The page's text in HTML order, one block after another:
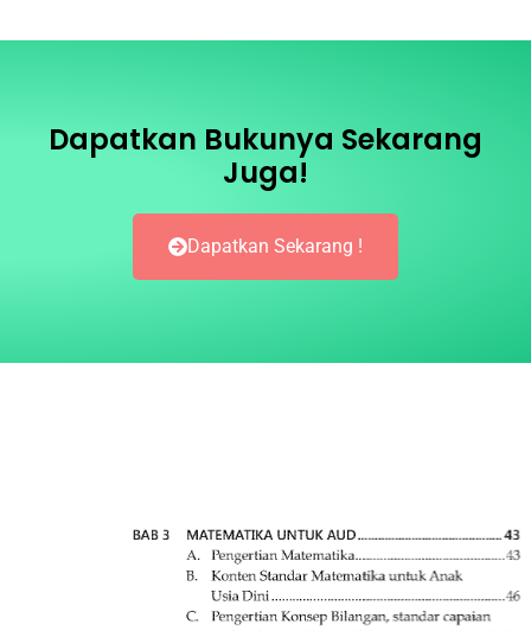
Dapatkan Bukunya Sekarang
Juga!
Dapatkan Sekarang !